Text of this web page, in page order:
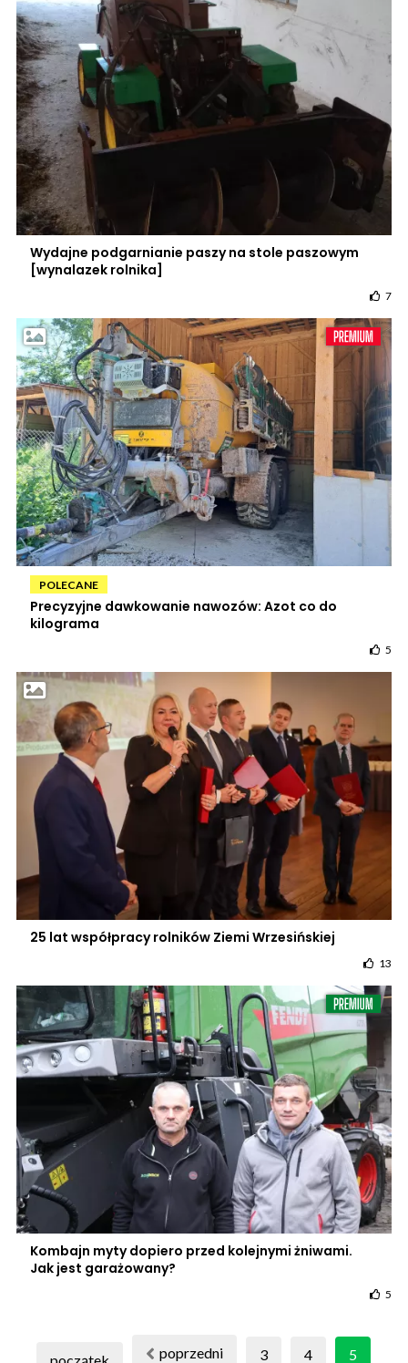
Wydajne podgarnianie paszy na stole paszowym
[wynalazek rolnika]
7
POLECANE
Precyzyjne dawkowanie nawozów: Azot co do
kilograma
5
25 lat współpracy rolników Ziemi Wrzesińskiej
13
Kombajn myty dopiero przed kolejnymi żniwami.
Jak jest garażowany?
5
poprzedni 3 4 5